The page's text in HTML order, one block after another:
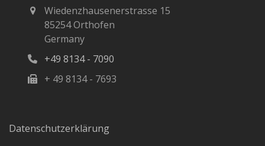
Wiedenzhausenerstrasse 15
85254 Orthofen
Germany
+49 8134 - 7090
+ 49 8134 - 7693
Datenschutzerklärung